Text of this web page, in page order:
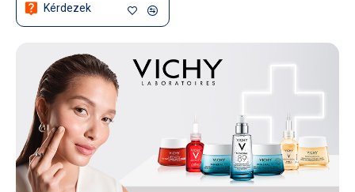
Kérdezek